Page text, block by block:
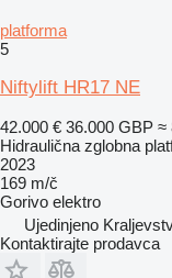
platforma
5
Niftylift HR17 NE
42.000 € 36.000 GBP ≈
Hidraulična zglobna
2023
169 m/č
Gorivo elektro
Ujedinjeno
Kontaktirajte prodavca